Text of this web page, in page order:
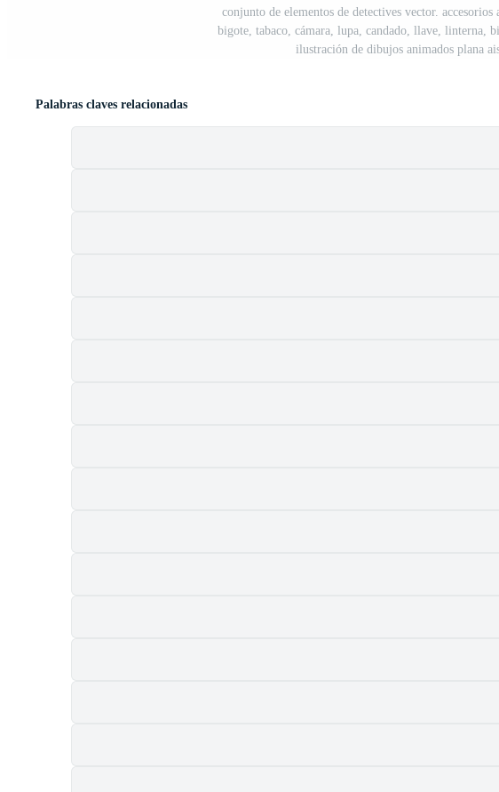
conjunto de elementos de detectives vector. accesorios
bigote, tabaco, cámara, lupa, candado, llave, linterna,
ilustración de dibujos animados plana
Palabras claves relacionadas